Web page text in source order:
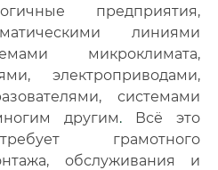
предприятия,
линиями
микроклимата,
электроприводами,
системами
другим.Всё это
грамотного
обслуживания и